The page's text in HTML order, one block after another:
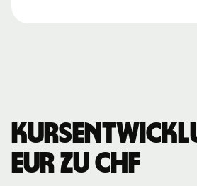
EUR zu CHF